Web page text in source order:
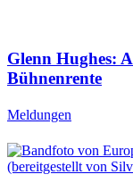
Glenn Hughes:
Bühnenrente
Meldungen